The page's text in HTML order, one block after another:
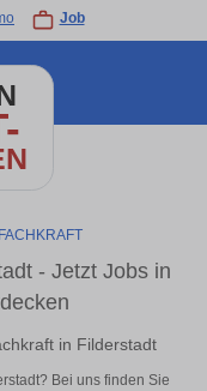
Job
- Jetzt Jobs in
in Filderstadt
Bei uns finden Sie